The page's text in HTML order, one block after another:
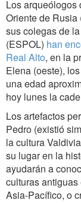
Los
Oriente de Rusia
sus colegas de
(ESPOL) han
Real Alto, en la
Elena (oeste),
una edad
hoy lunes la
Los artefactos
Pedro (existió
la cultura
su lugar en la
ayudarán a
culturas
Asia-Pacífico, o